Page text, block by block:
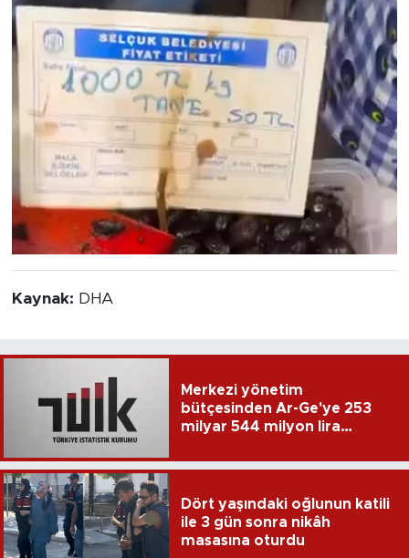
Kaynak: DHA
Merkezi yönetim
bütçesinden Ar-Ge'ye 253
milyar 544 milyon lira
Dört yaşındaki oğlunun katili
ile 3 gün sonra nikâh
masasına oturdu